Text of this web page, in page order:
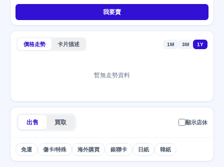
我要賣
價格走勢 卡片描述 1M 3M 1Y
暫無走勢資料
出售 買取 顯示店休
免運 傷卡/特殊 海外購買 銀聯卡 日紙 韓紙